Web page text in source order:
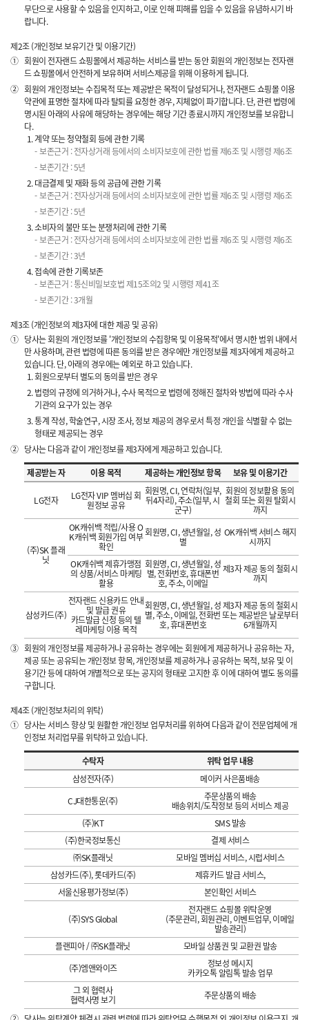
무단으로 사용할 수 있음을 인지하고, 이로 인해 피해를 입을 수 있음을 유념하시기 바
랍니다.
제2조 (개인정보 보유기간 및 이용기간)
① 회원이 전자랜드 쇼핑몰에서 제공하는 서비스를 받는 동안 회원의 개인정보는 전자랜
드 쇼핑몰에서 안전하게 보유하며 서비스제공을 위해 이용하게 됩니다.
② 회원의 개인정보는 수집목적 또는 제공받은 목적이 달성되거나, 전자랜드 쇼핑몰 이용
약관에 표명한 절차에 따라 탈퇴를 요청한 경우, 지체없이 파기합니다. 단, 관련 법령에
명시된 아래의 사유에 해당하는 경우에는 해당 기간 종료시까지 개인정보를 보유합니
다.
계약 또는 청약철회 등에 관한 기록
보존근거 : 전자상거래 등에서의 소비자보호에 관한 법률 제6조 및 시행령 제6조
보존기간 : 5년
대금결제 및 재화 등의 공급에 관한 기록
보존근거 : 전자상거래 등에서의 소비자보호에 관한 법률 제6조 및 시행령 제6조
보존기간 : 5년
소비자의 불만 또는 분쟁처리에 관한 기록
보존근거 : 전자상거래 등에서의 소비자보호에 관한 법률 제6조 및 시행령 제6조
보존기간 : 3년
접속에 관한 기록보존
보존근거 : 통신비밀보호법 제15조의2 및 시행령 제41조
보존기간 : 3개월
제3조 (개인정보의 제3자에 대한 제공 및 공유)
① 당사는 회원의 개인정보를 '개인정보의 수집항목 및 이용목적'에서 명시한 범위 내에서
만 사용하며, 관련 법령에 따른 동의를 받은 경우에만 개인정보를 제3자에게 제공하고
있습니다. 단, 아래의 경우에는 예외로 하고 있습니다.
회원으로부터 별도의 동의를 받은 경우
법령의 규정에 의거하거나, 수사 목적으로 법령에 정해진 절차와 방법에 따라 수사
기관의 요구가 있는 경우
통계 작성, 학술연구, 시장 조사, 정보 제공의 경우로서 특정 개인을 식별할 수 없는
형태로 제공되는 경우
② 당사는 다음과 같이 개인정보를 제3자에게 제공하고 있습니다.
제공받는 자
이용 목적 제공하는 개인정보 항목 보유 및 이용기간
LG전자 LG전자 VIP 멤버십 회
원정보 공유
회원명, CI, 연락처(일부,
뒤4자리), 주소(일부, 시
군구)
회원의 정보활용 동의
철회 또는 회원 탈회시
까지
(주)SK 플래
닛
OK캐쉬백 적립/사용 O
K캐쉬백 회원가입 여부
확인
회원명, CI, 생년월일, 성
별
OK캐쉬백 서비스 해지
시까지
OK캐쉬백 제휴가맹점
의 상품/서비스 마케팅
활용
회원명, CI, 생년월일, 성
별, 전화번호, 휴대폰번
호, 주소, 이메일
제3자 제공 동의 철회시
까지
삼성카드(주)
전자랜드 신용카드 안내
및 발급 권유
카드발급 신청 등의 텔
레마케팅 이용 목적
회원명, CI, 생년월일, 성
별, 주소, 이메일, 전화번
호, 휴대폰번호
제3자 제공 동의 철회시
또는 제공받은 날로부터
6개월까지
③ 회원의 개인정보를 제공하거나 공유하는 경우에는 회원에게 제공하거나 공유하는 자,
제공 또는 공유되는 개인정보 항목, 개인정보를 제공하거나 공유하는 목적, 보유 및 이
용기간 등에 대하여 개별적으로 또는 공지의 형태로 고지한 후 이에 대하여 별도 동의를
구합니다.
제4조 (개인정보처리의 위탁)
① 당사는 서비스 향상 및 원활한 개인정보 업무처리를 위하여 다음과 같이 전문업체에 개
인정보 처리업무를 위탁하고 있습니다.
수탁자
위탁 업무 내용
삼성전자(주)
메이커 사은품배송
CJ대한통운(주)
주문상품의 배송
배송위치/도착정보 등의 서비스 제공
(주)KT
SMS 발송
(주)한국정보통신
결제 서비스
㈜SK플래닛
모바일 멤버십 서비스, 시럽서비스
삼성카드(주), 롯데카드(주)
제휴카드 발급 서비스,
서울신용평가정보(주)
본인확인 서비스
(주)SYS Global
전자랜드 쇼핑몰 위탁운영
(주문관리, 회원관리, 이벤트업무, 이메일
발송관리)
플랜피아 / ㈜SK플래닛
모바일 상품권 및 교환권 발송
(주)엠앤와이즈
정보성 메시지
카카오톡 알림톡 발송 업무
그 외 협력사
협력사명 보기
주문상품의 배송